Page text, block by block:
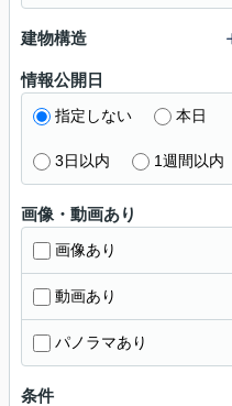
建物構造
情報公開日
指定しない 本日
3日以内 1週間以内
画像・動画あり
画像あり
動画あり
パノラマあり
条件